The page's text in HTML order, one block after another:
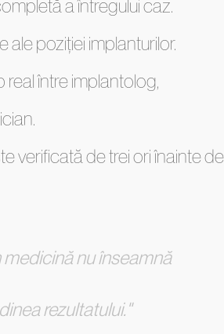
a întregului caz.
ale poziției implanturilor.
real între implantolog,
verificată de trei ori înainte de
medicină nu înseamnă
rezultatului."